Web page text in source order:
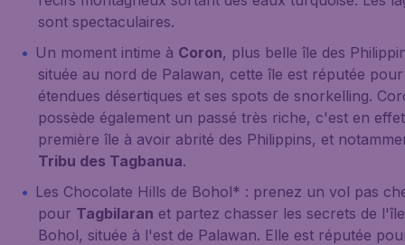
sont spectaculaires.
Un moment intime à Coron, plus belle île des
située au nord de Palawan, cette île est réputée
étendues désertiques et ses spots de snorkelling.
possède également un passé très riche, c'est en
première île à avoir abrité des Philippins, et
Tribu des Tagbanua.
Les Chocolate Hills de Bohol* : prenez un vol pas
pour Tagbilaran et partez chasser les secrets de
Bohol, située à l'est de Palawan. Elle est réputée